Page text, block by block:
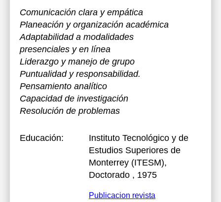
Comunicación clara y empática
Planeación y organización académica
Adaptabilidad a modalidades
presenciales y en línea
Liderazgo y manejo de grupo
Puntualidad y responsabilidad.
Pensamiento analítico
Capacidad de investigación
Resolución de problemas
Educación:
Instituto Tecnológico y de
Estudios Superiores de
Monterrey (ITESM),
Doctorado , 1975
Publicacion revista